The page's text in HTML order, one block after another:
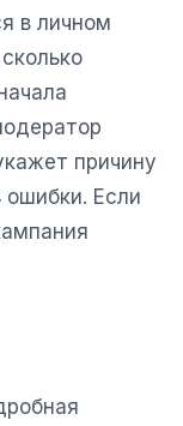
сайта
в личном
причину
ошибки. Если